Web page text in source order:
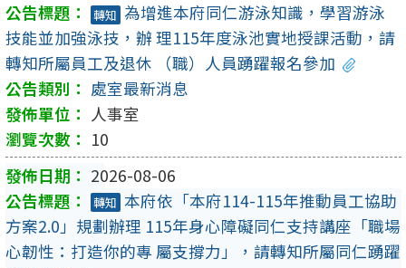
轉知 為增進本府同仁游泳知識，學習游泳
技能並加強泳技，辦 理115年度泳池實地授課活動，請
轉知所屬員工及退休 （職）人員踴躍報名參加
處室最新消息
人事室
10
2026-08-06
轉知 本府依「本府114-115年推動員工協助
方案2.0」規劃辦理 115年身心障礙同仁支持講座「職場
心韌性：打造你的專 屬支撐力」，請轉知所屬同仁踴躍